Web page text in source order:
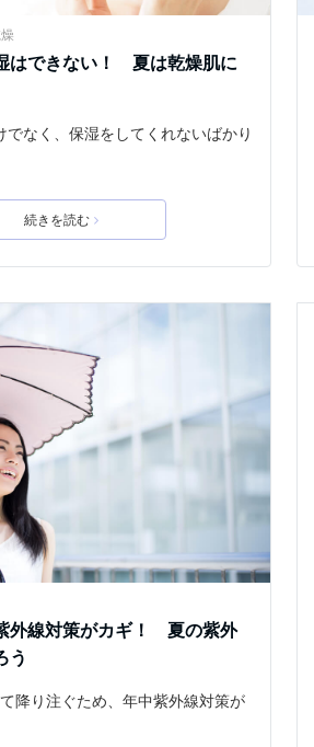
はできない！ 夏は乾燥肌に
でなく、保湿をしてくれないばかり
続きを読む
外線対策がカギ！ 夏の紫外
う
降り注ぐため、年中紫外線対策が